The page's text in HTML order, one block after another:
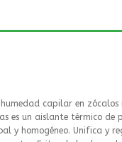
capilar en zócalos
es un aislante térmico de
y homogéneo. Unifica y